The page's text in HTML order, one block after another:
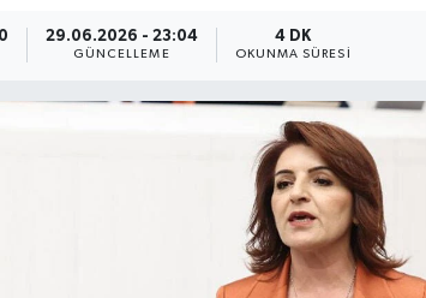
29.06.2026 - 23:04
GÜNCELLEME
4 DK
OKUNMA SÜRESI